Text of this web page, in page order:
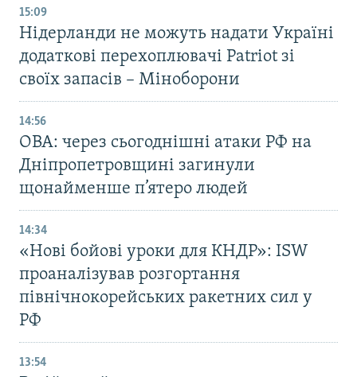
15:09
Нідерланди не можуть надати Україні
додаткові перехоплювачі Patriot зі
своїх запасів – Міноборони
14:56
ОВА: через сьогоднішні атаки РФ на
Дніпропетровщині загинули
щонайменше п’ятеро людей
14:34
«Нові бойові уроки для КНДР»: ISW
проаналізував розгортання
північнокорейських ракетних сил у
РФ
13:54